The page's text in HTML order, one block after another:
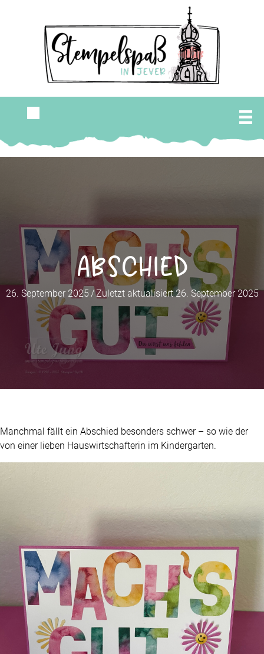
Abschied
26. September 2025 /Zuletzt aktualisiert 26. September 2025
Manchmal fällt ein Abschied besonders schwer – so wie der
von einer lieben Hauswirtschafterin im Kindergarten.